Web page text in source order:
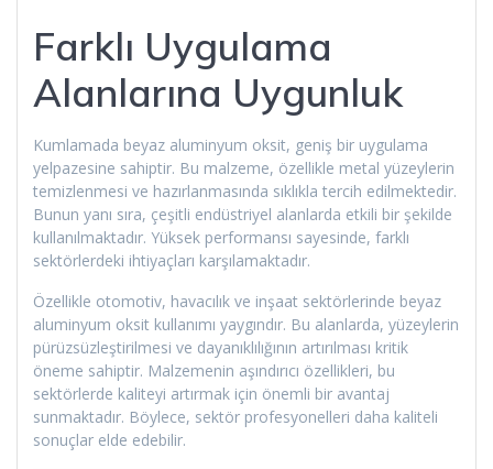
Farklı Uygulama
Alanlarına Uygunluk
Kumlamada beyaz aluminyum oksit, geniş bir uygulama
yelpazesine sahiptir. Bu malzeme, özellikle metal yüzeylerin
temizlenmesi ve hazırlanmasında sıklıkla tercih edilmektedir.
Bunun yanı sıra, çeşitli endüstriyel alanlarda etkili bir şekilde
kullanılmaktadır. Yüksek performansı sayesinde, farklı
sektörlerdeki ihtiyaçları karşılamaktadır.
Özellikle otomotiv, havacılık ve inşaat sektörlerinde beyaz
aluminyum oksit kullanımı yaygındır. Bu alanlarda, yüzeylerin
pürüzsüzleştirilmesi ve dayanıklılığının artırılması kritik
öneme sahiptir. Malzemenin aşındırıcı özellikleri, bu
sektörlerde kaliteyi artırmak için önemli bir avantaj
sunmaktadır. Böylece, sektör profesyonelleri daha kaliteli
sonuçlar elde edebilir.